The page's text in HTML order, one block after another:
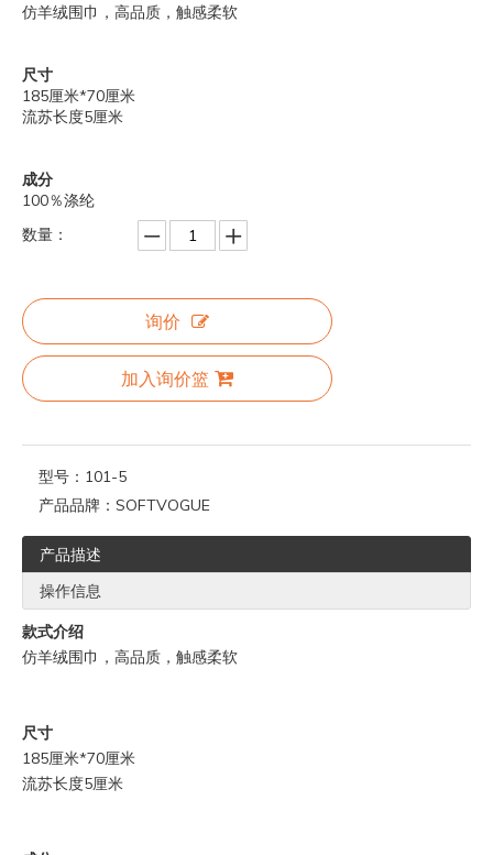
仿羊绒围巾，高品质，触感柔软
尺寸
185厘米*70厘米
流苏长度5厘米
成分
100％涤纶
数量：
询价
加入询价篮
型号： 101-5
产品品牌： SOFTVOGUE
产品描述
操作信息
款式介绍
仿羊绒围巾，高品质，触感柔软
尺寸
185厘米*70厘米
流苏长度5厘米